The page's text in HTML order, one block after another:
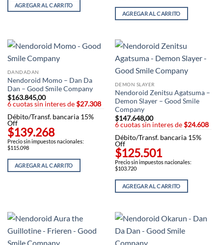
AGREGAR AL CARRITO
AGREGAR AL CARRITO
DANDADAN
Nendoroid Momo – Dan Da
Dan – Good Smile Company
$163.845,00
6 cuotas sin interes de$27.308
Débito/Transf. bancaria 15%
Off
$139.268
Precio sin impuestos nacionales:
$115.098
AGREGAR AL CARRITO
DEMON SLAYER
Nendoroid Zenitsu Agatsuma –
Demon Slayer – Good Smile
Company
$147.648,00
6 cuotas sin interes de$24.608
Débito/Transf. bancaria 15%
Off
$125.501
Precio sin impuestos nacionales:
$103.720
AGREGAR AL CARRITO